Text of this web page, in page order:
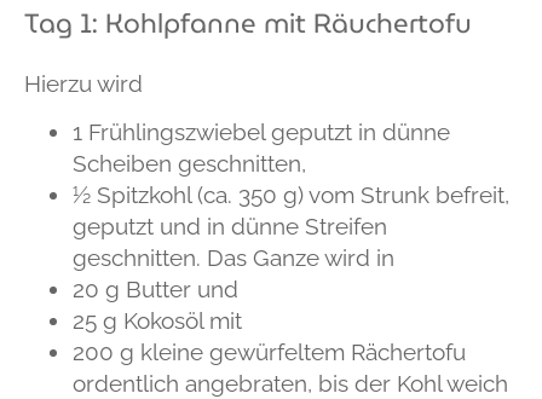
Tag 1: Kohlpfanne mit Räuchertofu
Hierzu wird
1 Frühlingszwiebel geputzt in dünne
Scheiben geschnitten,
½ Spitzkohl (ca. 350 g) vom Strunk befreit,
geputzt und in dünne Streifen
geschnitten. Das Ganze wird in
20 g Butter und
25 g Kokosöl mit
200 g kleine gewürfeltem Rächertofu
ordentlich angebraten, bis der Kohl weich